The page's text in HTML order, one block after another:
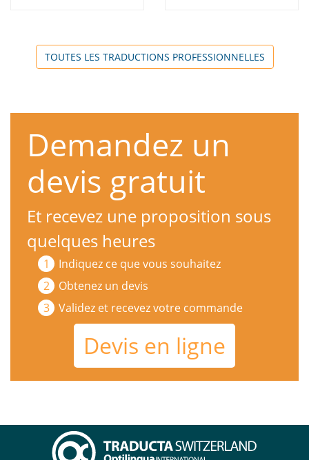
TOUTES LES TRADUCTIONS PROFESSIONNELLES
Demandez un
devis gratuit
Et recevez une proposition sous
quelques heures
Indiquez ce que vous souhaitez
Obtenez un devis
Validez et recevez votre commande
Devis en ligne